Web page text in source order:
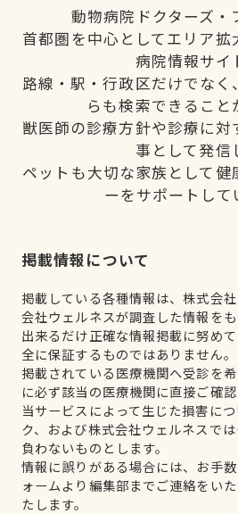
動物病院ドクターズ・
首都圏を中心としてエリア
病院情報サイ
路線・駅・行政区だけでな
らも検索できること
獣医師の診療方針や診療に
事として発信
ペットも大切な家族として
ーをサポートして
掲載情報について
掲載している各種情報は、株式会
会社ウェルネスが調査した情報をも
出来るだけ正確な情報掲載に努め
全に保証するものではありません。
掲載されている医療機関へ受診を
に必ず該当の医療機関に直接ご確認
当サービスによって生じた損害に
ク、および株式会社ウェルネスで
負わないものとします。
情報に誤りがある場合には、お手
ォームより編集部までご連絡をい
たします。